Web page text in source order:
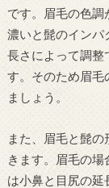
です。眉毛の色
濃いと髭のインパ
長さによって調整
す。そのため眉毛
ましょう。
また、眉毛と髭
きます。眉毛の
は小鼻と目尻の